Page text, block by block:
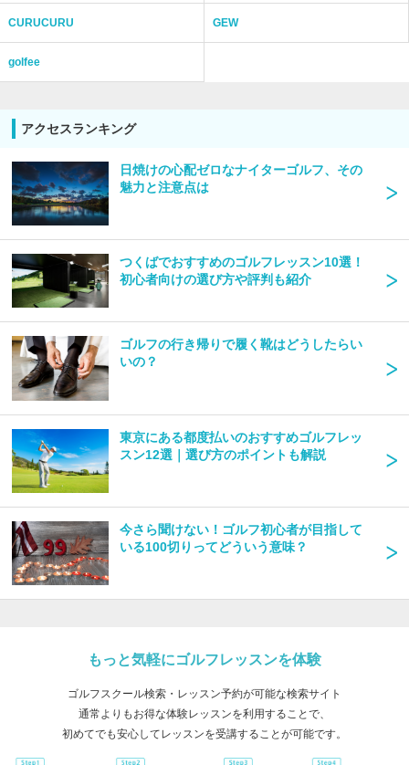
CURUCURU GEW
golfee
アクセスランキング
日焼けの心配ゼロなナイターゴルフ、その
魅力と注意点は
つくばでおすすめのゴルフレッスン10選！
初心者向けの選び方や評判も紹介
ゴルフの行き帰りで履く靴はどうしたらい
いの？
東京にある都度払いのおすすめゴルフレッ
スン12選｜選び方のポイントも解説
今さら聞けない！ゴルフ初心者が目指して
いる100切りってどういう意味？
もっと気軽にゴルフレッスンを体験
ゴルフスクール検索・レッスン予約が可能な検索サイト
通常よりもお得な体験レッスンを利用することで、
初めてでも安心してレッスンを受講することが可能です。